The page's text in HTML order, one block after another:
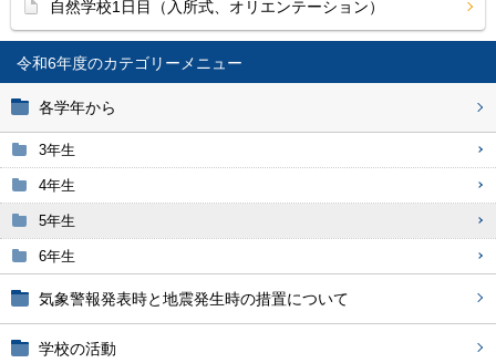
令和6年度
各学年から
3年生
4年生
5年生
6年生
気象警報発表時と地震発生時の措置について
学校の活動
自然学校1日目（入所式、オリエンテーション）